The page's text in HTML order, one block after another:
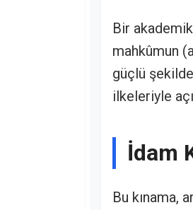
Bir
mahkûmun
güçlü şekilde
ilkeleriyle
İdam
Bu kınama,